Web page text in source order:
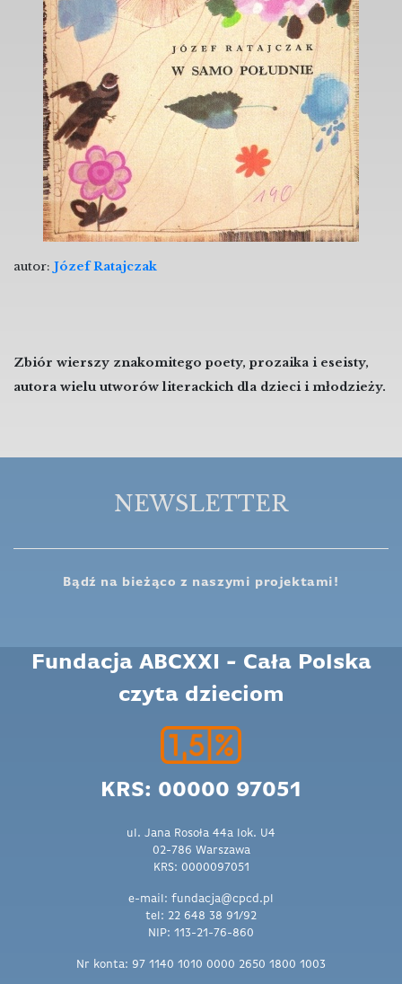
autor: Józef Ratajczak
Zbiór wierszy znakomitego poety, prozaika i eseisty,
autora wielu utworów literackich dla dzieci i młodzieży.
NEWSLETTER
Bądź na bieżąco z naszymi projektami!
Fundacja ABCXXI - Cała Polska
czyta dzieciom
KRS: 00000 97051
ul. Jana Rosoła 44a lok. U4
02-786 Warszawa
KRS: 0000097051
e-mail: fundacja@cpcd.pl
tel: 22 648 38 91/92
NIP: 113-21-76-860
Nr konta: 97 1140 1010 0000 2650 1800 1003